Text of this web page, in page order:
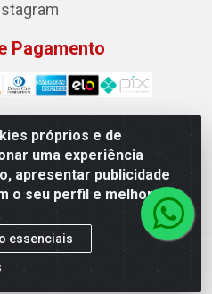
próprios e de
uma experiência
apresentar publicidade
o seu perfil e melhorar a
essenciais
Pagamento
de Alimentos LTDA -
Aleixo, 148 - Centro - Oeiras/PI
31.391.008/0001-50